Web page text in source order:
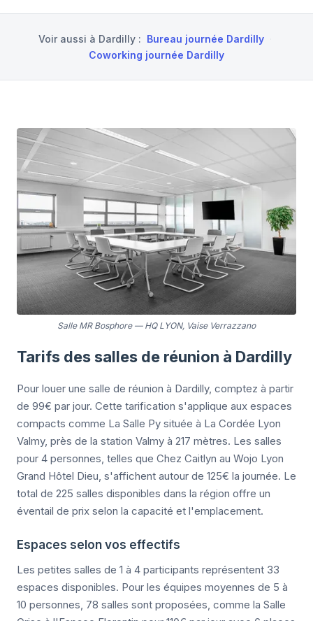
Voir aussi à Dardilly : Bureau journée Dardilly
Coworking journée Dardilly
Salle MR Bosphore— HQ LYON, Vaise Verrazzano
Tarifs des salles de réunion à Dardilly
Pour louer une salle de réunion à Dardilly, comptez à partir
de 99€ par jour. Cette tarification s'applique aux espaces
compacts comme La Salle Py située à La Cordée Lyon
Valmy, près de la station Valmy à 217 mètres. Les salles
pour 4 personnes, telles que Chez Caitlyn au Wojo Lyon
Grand Hôtel Dieu, s'affichent autour de 125€ la journée. Le
total de 225 salles disponibles dans la région offre un
éventail de prix selon la capacité et l'emplacement.
Espaces selon vos effectifs
Les petites salles de 1 à 4 participants représentent 33
espaces disponibles. Pour les équipes moyennes de 5 à
10 personnes, 78 salles sont proposées, comme la Salle